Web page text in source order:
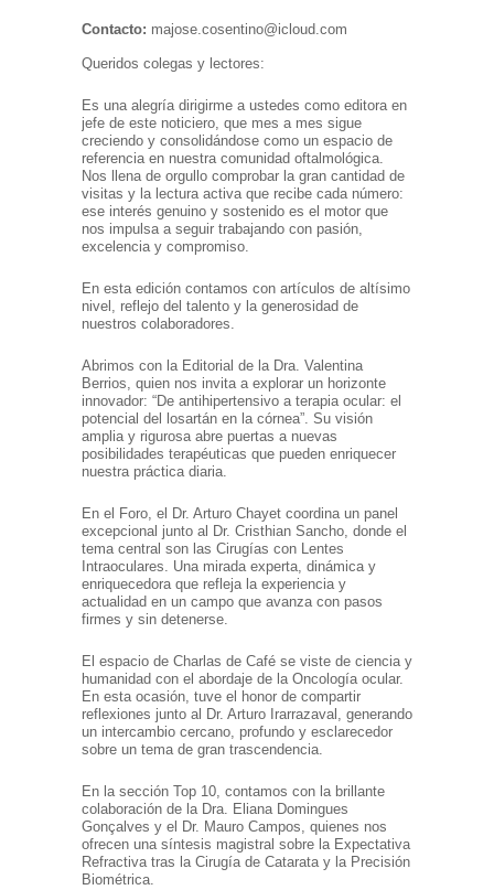
Contacto: majose.cosentino@icloud.com
Queridos colegas y lectores:
Es una alegría dirigirme a ustedes como editora en
jefe de este noticiero, que mes a mes sigue
creciendo y consolidándose como un espacio de
referencia en nuestra comunidad oftalmológica.
Nos llena de orgullo comprobar la gran cantidad de
visitas y la lectura activa que recibe cada número:
ese interés genuino y sostenido es el motor que
nos impulsa a seguir trabajando con pasión,
excelencia y compromiso.
En esta edición contamos con artículos de altísimo
nivel, reflejo del talento y la generosidad de
nuestros colaboradores.
Abrimos con la Editorial de la Dra. Valentina
Berrios, quien nos invita a explorar un horizonte
innovador: “De antihipertensivo a terapia ocular: el
potencial del losartán en la córnea”. Su visión
amplia y rigurosa abre puertas a nuevas
posibilidades terapéuticas que pueden enriquecer
nuestra práctica diaria.
En el Foro, el Dr. Arturo Chayet coordina un panel
excepcional junto al Dr. Cristhian Sancho, donde el
tema central son las Cirugías con Lentes
Intraoculares. Una mirada experta, dinámica y
enriquecedora que refleja la experiencia y
actualidad en un campo que avanza con pasos
firmes y sin detenerse.
El espacio de Charlas de Café se viste de ciencia y
humanidad con el abordaje de la Oncología ocular.
En esta ocasión, tuve el honor de compartir
reflexiones junto al Dr. Arturo Irarrazaval, generando
un intercambio cercano, profundo y esclarecedor
sobre un tema de gran trascendencia.
En la sección Top 10, contamos con la brillante
colaboración de la Dra. Eliana Domingues
Gonçalves y el Dr. Mauro Campos, quienes nos
ofrecen una síntesis magistral sobre la Expectativa
Refractiva tras la Cirugía de Catarata y la Precisión
Biométrica.